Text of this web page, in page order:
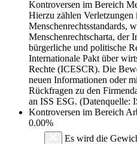
Kontroversen im Bereich
Hierzu zählen Verletzungen
Menschenrechtsstandards,
Menschenrechtscharta, der
bürgerliche und politische
Internationale Pakt über
Rechte (ICESCR). Die
neuen Informationen oder
Rückfragen zu den
an ISS ESG. (Datenquelle:
Kontroversen im Bereich
0.00%
Es wird die